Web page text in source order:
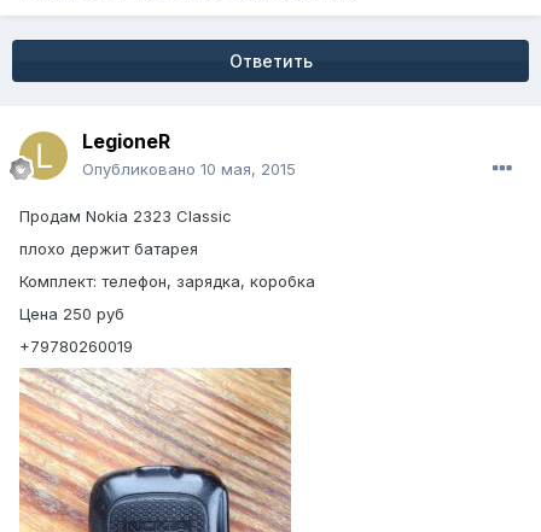
Ответить
LegioneR
Опубликовано 10 мая, 2015
Продам Nokia 2323 Classic
плохо держит батарея
Комплект: телефон, зарядка, коробка
Цена 250 руб
+79780260019